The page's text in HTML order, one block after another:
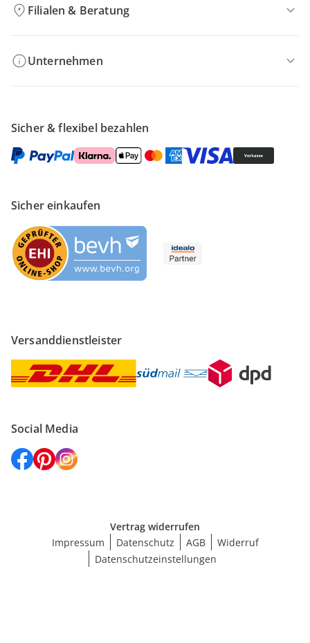
Filialen & Beratung
Unternehmen
Sicher & flexibel bezahlen
Sicher einkaufen
Versanddienstleister
Social Media
Vertrag widerrufen
Impressum
Datenschutz AGB
Widerruf
Datenschutzeinstellungen